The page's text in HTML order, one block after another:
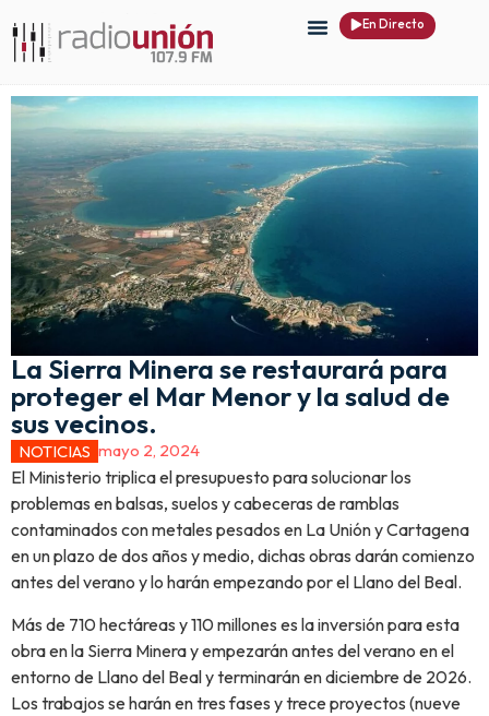
En Directo
La Sierra Minera se restaurará para
proteger el Mar Menor y la salud de
sus vecinos.
NOTICIAS mayo 2, 2024
El Ministerio triplica el presupuesto para solucionar los
problemas en balsas, suelos y cabeceras de ramblas
contaminados con metales pesados en La Unión y Cartagena
en un plazo de dos años y medio, dichas obras darán comienzo
antes del verano y lo harán empezando por el Llano del Beal.
Más de 710 hectáreas y 110 millones es la inversión para esta
obra en la Sierra Minera y empezarán antes del verano en el
entorno de Llano del Beal y terminarán en diciembre de 2026.
Los trabajos se harán en tres fases y trece proyectos (nueve